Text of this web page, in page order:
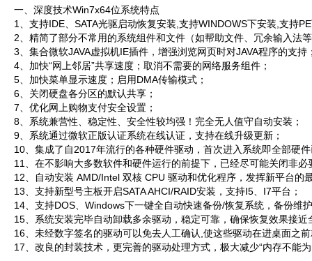
一、深度技术Win7x64位系统特点
1、支持IDE、SATA光驱启动恢复安装,支持WINDOWS下安装,支持
2、精简了部分不常用的系统组件和文件（如帮助文件、冗余输入法
3、集合微软JAVA虚拟机IE插件，增强浏览网页时对JAVA程序的支持
4、加快“网上邻居”共享速度；取消不需要的网络服务组件；
5、加快菜单显示速度；启用DMA传输模式；
6、关闭硬盘各分区的默认共享；
7、优化网上购物支付安全设置；
8、系统兼营性、稳定性、安全性较均强！完全无人值守自动安装；
9、系统通过微软正版认证系统在线认证，支持在线升级更新；
10、集成了自2017年流行的各种硬件驱动，首次进入系统即全部硬
11、在不影响大多数软件和硬件运行的前提下，已经尽可能关闭非必
12、自动安装 AMD/Intel 双核 CPU 驱动和优化程序，发挥新平台的
13、支持新型号主板开启SATA AHCI/RAID安装，支持I5、I7平台；
14、支持DOS、Windows下一键全自动快速备份/恢复系统，备份维
15、系统安装完毕自动卸载多余驱动，稳定可靠，确保恢复效果接近
16、未经数字签名的驱动可以免去人工确认,使这些驱动在进桌面之
17、改良的封装技术，更完善的驱动处理方式，极大减少“内存不能